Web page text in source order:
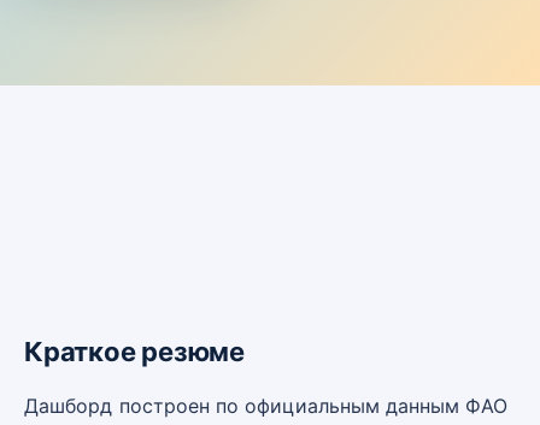
Краткое резюме
Дашборд построен по официальным данным ФАО